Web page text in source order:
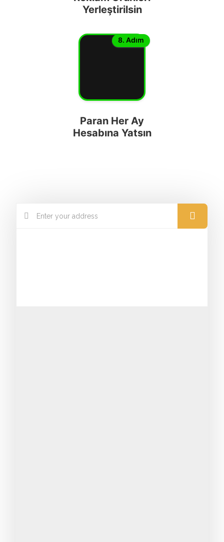
Yerleştirilsin
Paran Her Ay
Hesabına Yatsın
8. Adım